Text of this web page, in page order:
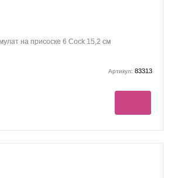
на присоске 6 Cock 15,2 см
Артикул: 83313